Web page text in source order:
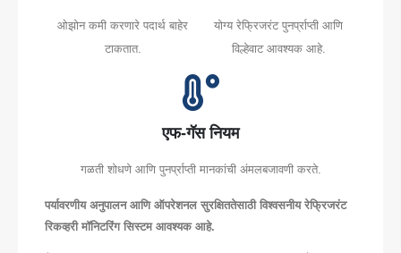
ओझोन कमी करणारे पदार्थ बाहेर
टाकतात.
योग्य रेफ्रिजरंट पुनर्प्राप्ती आणि
विल्हेवाट आवश्यक आहे.
एफ-गॅस नियम
गळती शोधणे आणि पुनर्प्राप्ती मानकांची अंमलबजावणी करते.
पर्यावरणीय अनुपालन आणि ऑपरेशनल सुरक्षिततेसाठी विश्वसनीय रेफ्रिजरंट
रिकव्हरी मॉनिटरिंग सिस्टम आवश्यक आहे.